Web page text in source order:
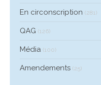
En circonscription (281)
QAG (126)
Média (100)
Amendements (25)